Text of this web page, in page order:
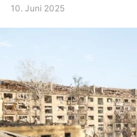
10. Juni 2025